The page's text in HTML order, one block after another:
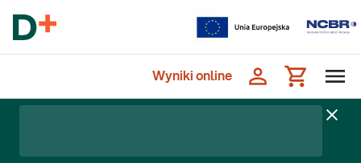
Wyniki online